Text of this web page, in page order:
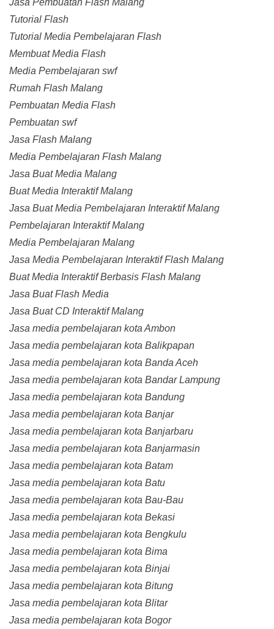
Jasa Pembuatan Flash Malang
Tutorial Flash
Tutorial Media Pembelajaran Flash
Membuat Media Flash
Media Pembelajaran swf
Rumah Flash Malang
Pembuatan Media Flash
Pembuatan swf
Jasa Flash Malang
Media Pembelajaran Flash Malang
Jasa Buat Media Malang
Buat Media Interaktif Malang
Jasa Buat Media Pembelajaran Interaktif Malang
Pembelajaran Interaktif Malang
Media Pembelajaran Malang
Jasa Media Pembelajaran Interaktif Flash Malang
Buat Media Interaktif Berbasis Flash Malang
Jasa Buat Flash Media
Jasa Buat CD Interaktif Malang
Jasa media pembelajaran kota Ambon
Jasa media pembelajaran kota Balikpapan
Jasa media pembelajaran kota Banda Aceh
Jasa media pembelajaran kota Bandar Lampung
Jasa media pembelajaran kota Bandung
Jasa media pembelajaran kota Banjar
Jasa media pembelajaran kota Banjarbaru
Jasa media pembelajaran kota Banjarmasin
Jasa media pembelajaran kota Batam
Jasa media pembelajaran kota Batu
Jasa media pembelajaran kota Bau-Bau
Jasa media pembelajaran kota Bekasi
Jasa media pembelajaran kota Bengkulu
Jasa media pembelajaran kota Bima
Jasa media pembelajaran kota Binjai
Jasa media pembelajaran kota Bitung
Jasa media pembelajaran kota Blitar
Jasa media pembelajaran kota Bogor